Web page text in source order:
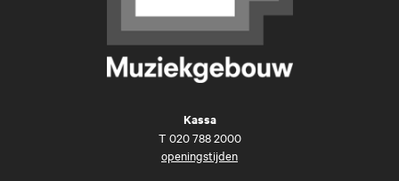
Kassa
T 020 788 2000
openingstijden